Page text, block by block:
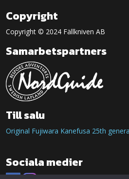
Copyright
Copyright © 2024 Fällkniven AB
Samarbetspartners
Till salu
Original Fujiwara Kanefusa 25th
Sociala medier